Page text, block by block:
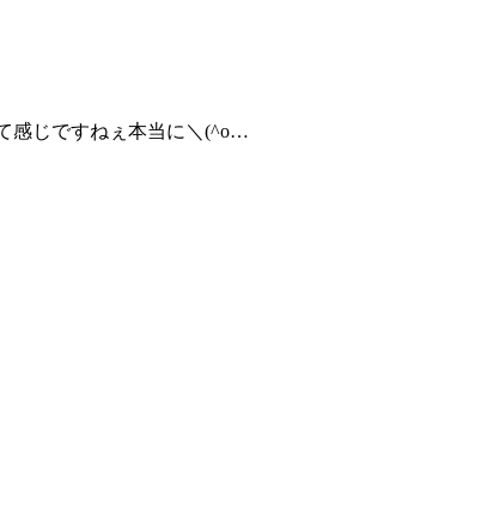
感じですねぇ本当に＼(^o…